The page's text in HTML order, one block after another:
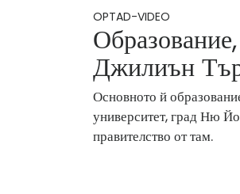
OPTAD-VIDEO
Джилиън
Основното й
университет, град Ню
правителство от там.